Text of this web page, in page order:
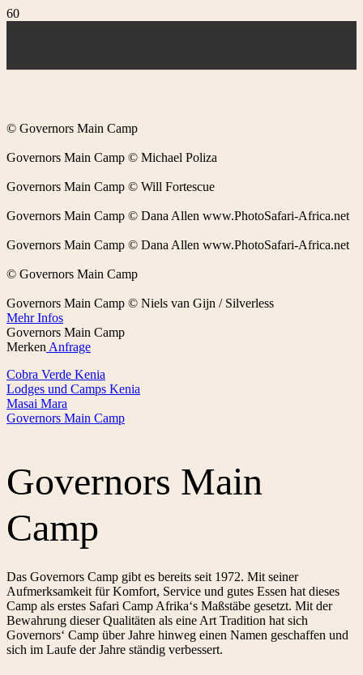
© Governors Main Camp
Governors Main Camp © Michael Poliza
Governors Main Camp © Will Fortescue
Governors Main Camp © Dana Allen www.PhotoSafari-Africa.net
Governors Main Camp © Dana Allen www.PhotoSafari-Africa.net
© Governors Main Camp
Governors Main Camp © Niels van Gijn / Silverless
Mehr Infos
Governors Main Camp
Merken Anfrage
Cobra Verde Kenia
Lodges und Camps Kenia
Masai Mara
Governors Main Camp
Governors Main
Camp
Das Governors Camp gibt es bereits seit 1972. Mit seiner
Aufmerksamkeit für Komfort, Service und gutes Essen hat dieses
Camp als erstes Safari Camp Afrika‘s Maßstäbe gesetzt. Mit der
Bewahrung dieser Qualitäten als eine Art Tradition hat sich
Governors‘ Camp über Jahre hinweg einen Namen geschaffen und
sich im Laufe der Jahre ständig verbessert.